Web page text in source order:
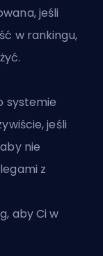
jeśli
w rankingu,
systemie
jeśli
nie
z
, aby Ci w